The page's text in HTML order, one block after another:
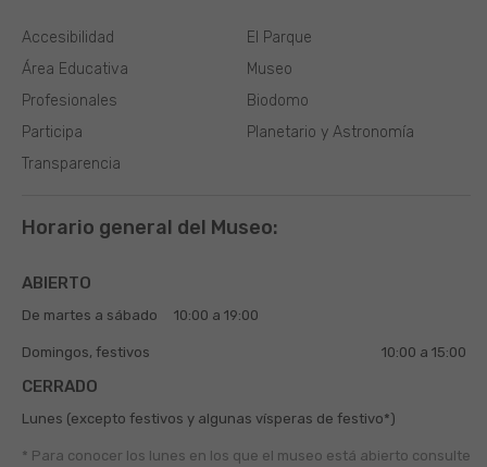
El Parque
Museo
Biodomo
Planetario y Astronomía
Área Educativa
Profesionales
Participa
Transparencia
Accesibilidad
Horario general del Museo:
ABIERTO
De martes a sábado 10:00 a 19:00
Domingos, festivos 10:00 a 15:00
CERRADO
Lunes (excepto festivos y algunas vísperas de festivo*)
* Para conocer los lunes en los que el museo está abierto consulte